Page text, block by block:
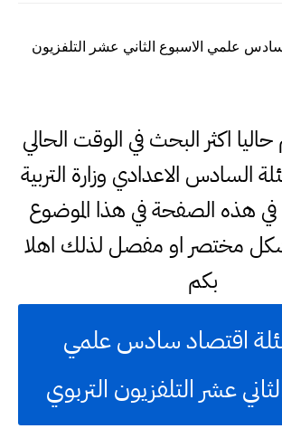
علمي الاسبوع الثاني عشر التلفزيون
اكثر البحث في الوقت الحالي
السادس الاعدادي وزارة التربية
هذه الصفحة في هذا الموضوع
مختصر او مفصل لذلك اهلا
بكم
اقتصاد سادس علمي
عشر التلفزيون التربوي